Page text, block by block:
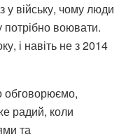
у війську, чому люди
потрібно воювати.
і навіть не з 2014
обговорюємо,
радий, коли
та